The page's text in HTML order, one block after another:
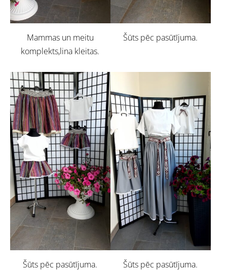
Mammas un meitu
komplekts,lina kleitas.
Šūts pēc pasūtījuma.
Šūts pēc pasūtījuma. Šūts pēc pasūtījuma.